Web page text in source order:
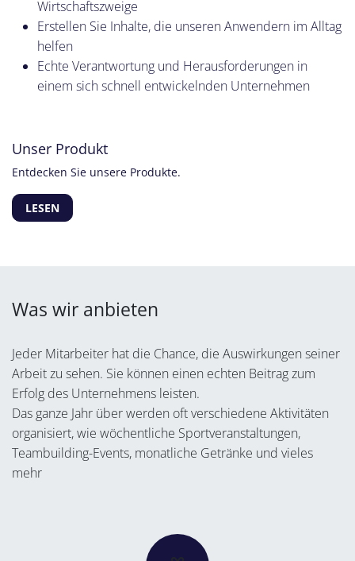
Wirtschaftszweige
Erstellen Sie Inhalte, die unseren Anwendern im Alltag
helfen
Echte Verantwortung und Herausforderungen in
einem sich schnell entwickelnden Unternehmen
Unser Produkt
Entdecken Sie unsere Produkte.
LESEN
Was wir anbieten
Jeder Mitarbeiter hat die Chance, die Auswirkungen seiner
Arbeit zu sehen. Sie können einen echten Beitrag zum
Erfolg des Unternehmens leisten.
Das ganze Jahr über werden oft verschiedene Aktivitäten
organisiert, wie wöchentliche Sportveranstaltungen,
Teambuilding-Events, monatliche Getränke und vieles
mehr